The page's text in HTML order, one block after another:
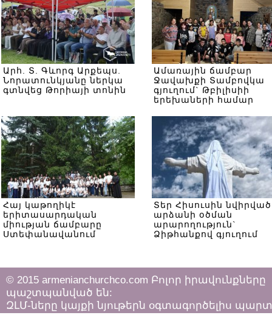
Արհ. Տ. Գևորգ Արքեպս.
Նորատունկյանը ներկա
գտնվեց Թորիայի տոնին
Ամառային ճամբար
Ջավախքի Տամբովկա
գյուղում` Թբիլիսիի
երեխաների համար
Հայ կաթողիկէ
երիտասարդական
միության ճամբարը
Ստեփանավանում
Տեր Հիսուսին նվիրված
արձանի օծման
արարողություն`
Ձիթհանքով գյուղում
© 2015 armenianchurchco.com Բոլոր իրավունքները
պաշտպանված են:
ԶԼՄ-ները կայքի նյութերն օգտագործելիս